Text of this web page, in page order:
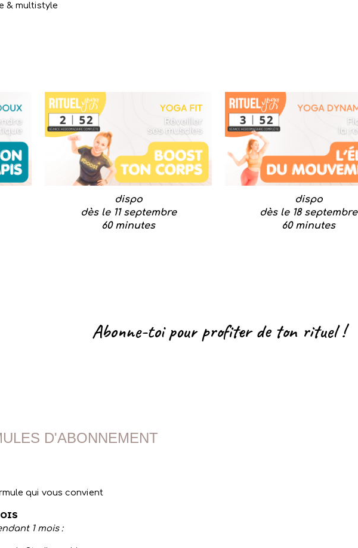
& multistyle
dispo
dès le 11septembre
60 minutes
dispo
dès le 18septembre
60 minutes
Abonne-toi pour profiter de ton rituel !
D'ABONNEMENT
qui vous convient
1 mois :